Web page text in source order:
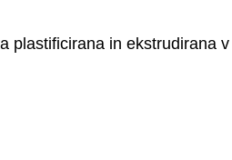
plastificirana in ekstrudirana